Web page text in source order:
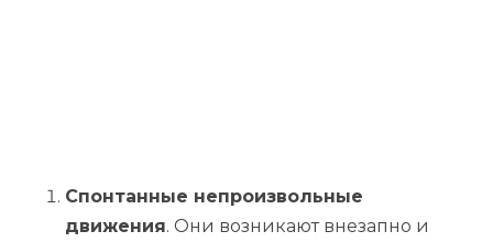
Спонтанные непроизвольные
движения. Они возникают внезапно и